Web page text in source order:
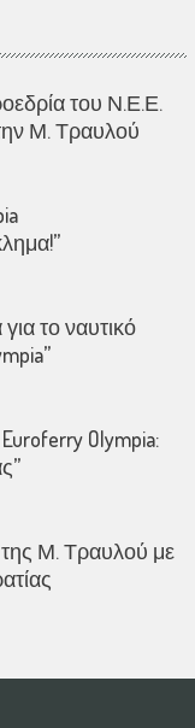
του Ν.Ε.Ε.
Μ. Τραυλού
το ναυτικό
Olympia:
Μ. Τραυλού με